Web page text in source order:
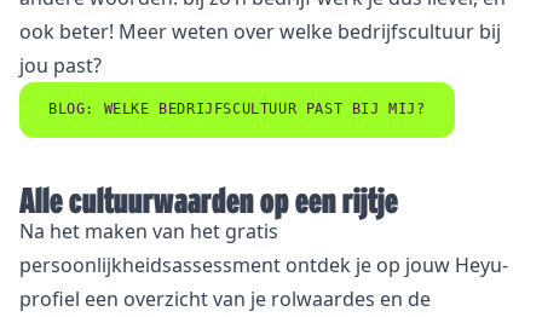
ook beter! Meer weten over welke bedrijfscultuur bij
jou past?
BLOG: WELKE BEDRIJFSCULTUUR PAST BIJ MIJ?
Alle cultuurwaarden op een rijtje
Na het maken van het gratis
persoonlijkheidsassessment ontdek je op jouw Heyu-
profiel een overzicht van je rolwaardes en de